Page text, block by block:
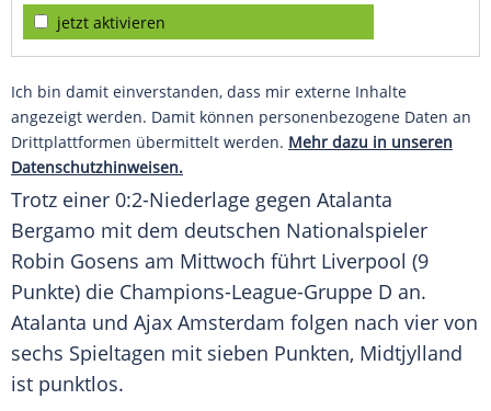
jetzt aktivieren
Ich bin damit einverstanden, dass mir externe Inhalte
angezeigt werden. Damit können personenbezogene Daten an
Drittplattformen übermittelt werden. Mehr dazu in unseren
Datenschutzhinweisen.
Trotz einer 0:2-Niederlage gegen Atalanta
Bergamo mit dem deutschen Nationalspieler
Robin Gosens am Mittwoch führt Liverpool (9
Punkte) die Champions-League-Gruppe D an.
Atalanta und Ajax Amsterdam folgen nach vier von
sechs Spieltagen mit sieben Punkten, Midtjylland
ist punktlos.